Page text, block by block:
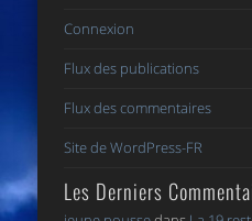
Connexion
Flux des publications
Flux des commentaires
Site de WordPress-FR
Les Derniers